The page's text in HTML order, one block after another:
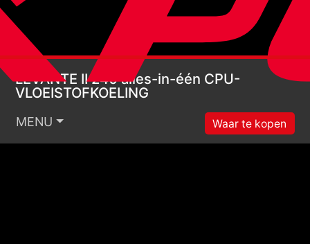
LEVANTE II 240
LEVANTE II 240 alles-in-één CPU-
VLOEISTOFKOELING
MENU Waar te kopen